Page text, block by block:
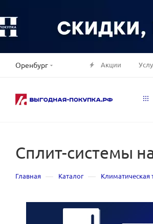
Оренбург Акции
Сплит-системы
Главная — Каталог — Климатическая